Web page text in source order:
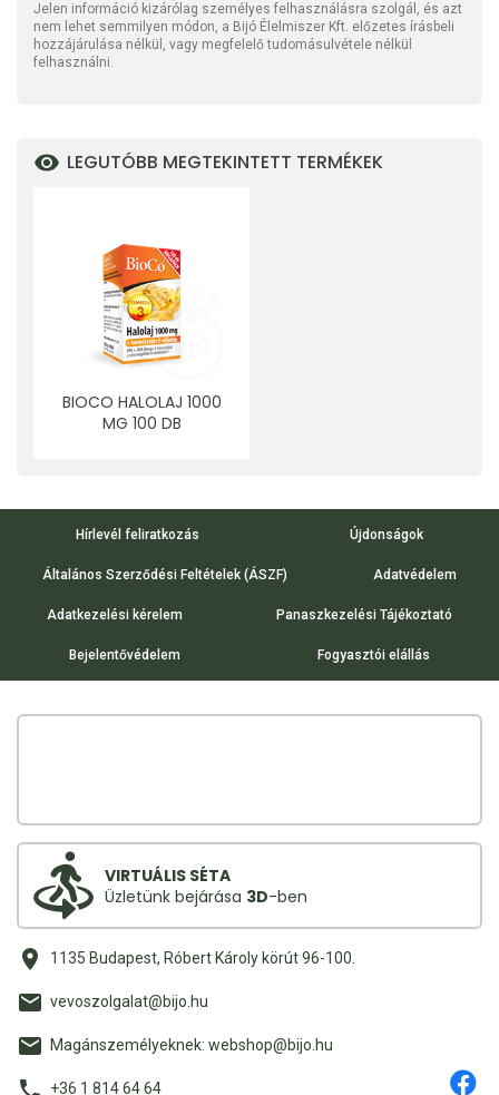
Jelen információ kizárólag személyes felhasználásra szolgál, és azt
nem lehet semmilyen módon, a Bijó Élelmiszer Kft. előzetes írásbeli
hozzájárulása nélkül, vagy megfelelő tudomásulvétele nélkül
felhasználni.
LEGUTÓBB MEGTEKINTETT TERMÉKEK
BIOCO HALOLAJ 1000
MG 100 DB
Hírlevél feliratkozás Újdonságok
Általános Szerződési Feltételek (ÁSZF) Adatvédelem
Adatkezelési kérelem Panaszkezelési Tájékoztató
Bejelentővédelem Fogyasztói elállás
VIRTUÁLIS SÉTA
Üzletünk bejárása 3D-ben
1135 Budapest, Róbert Károly körút 96-100.
vevoszolgalat@bijo.hu
Magánszemélyeknek: webshop@bijo.hu
+36 1 814 64 64